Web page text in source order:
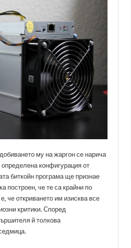
му на жаргон се нарича
конфигурация от
биткойн програма ще признае
построен, че те са крайни по
че откриването им изисква все
критики. Според
й толкова